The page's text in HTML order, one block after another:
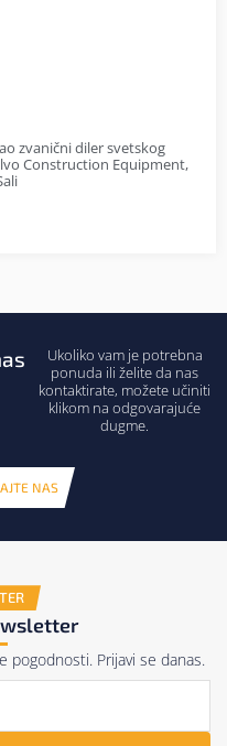
zvanični diler svetskog
Construction Equipment,
Ukoliko vam je potrebna
ponuda ili želite da nas
kontaktirate, možete učiniti
klikom na odgovarajuće
dugme.
NAS
pogodnosti. Prijavi se danas.